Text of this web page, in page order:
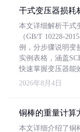
干式变压器损耗
本文详细解析干式
（GB/T 10228-
例，分步骤说明变
实例表格，涵盖
快速掌握变压器能
2026年8月4日
铜棒的重量计算
本文详细介绍了铜